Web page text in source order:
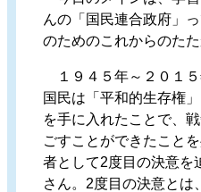
んの「国民連合政府」
のためのこれからのたた
１９４５年～２０１
国民は「平和的生存権
を手に入れたことで、
ごすことができたこと
者として2度目の決意を
さん。2度目の決意とは